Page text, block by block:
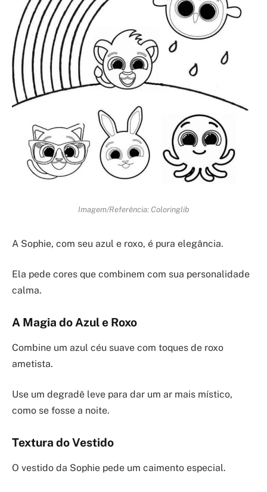
Imagem/Referência: Coloringlib
A Sophie, com seu azul e roxo, é pura elegância.
Ela pede cores que combinem com sua personalidade
calma.
A Magia do Azul e Roxo
Combine um azul céu suave com toques de roxo
ametista.
Use um degradê leve para dar um ar mais místico,
como se fosse a noite.
Textura do Vestido
O vestido da Sophie pede um caimento especial.